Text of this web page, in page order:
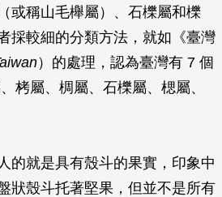
或稱山毛櫸屬）、石櫟屬和櫟
採較細的分類方法，就如《臺灣
）的處理，認為臺灣有 7 個
栲屬、椆屬、石櫟屬、楒屬、
的就是具有殼斗的果實，印象中
狀殼斗托著堅果，但並不是所有